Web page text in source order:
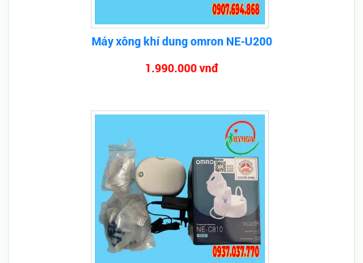
Máy xông khí dung omron NE-U200
1.990.000 vnđ